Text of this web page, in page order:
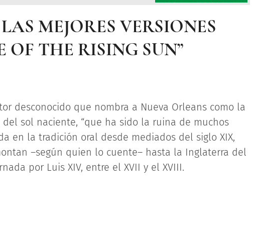
MEJORES VERSIONES
OF THE RISING SUN”
desconocido que nombra a Nueva Orleans como la
sol naciente, “que ha sido la ruina de muchos
en la tradición oral desde mediados del siglo XIX,
–según quien lo cuente– hasta la Inglaterra del
por Luis XIV, entre el XVII y el XVIII.